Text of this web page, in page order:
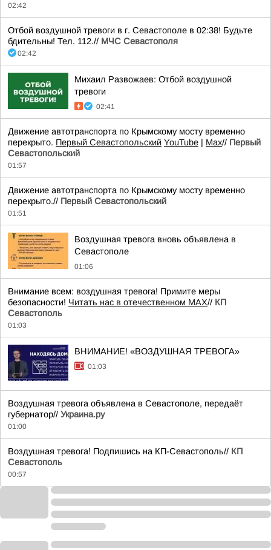
02:42
Отбой воздушной тревоги в г. Севастополе в 02:38! Будьте
бдительны! Тел. 112.// МЧС Севастополя
02:42
Михаил Развожаев: Отбой воздушной
тревоги
02:41
Движение автотранспорта по Крымскому мосту временно
перекрыто. Первый Севастопольский YouTube | Max// Первый
Севастопольский
01:57
Движение автотранспорта по Крымскому мосту временно
перекрыто.// Первый Севастопольский
01:51
Воздушная тревога вновь объявлена в
Севастополе
01:06
Внимание всем: воздушная тревога! Примите меры
безопасности! Читать нас в отечественном MAX// КП
Севастополь
01:03
ВНИМАНИЕ! «ВОЗДУШНАЯ ТРЕВОГА»
01:03
Воздушная тревога объявлена в Севастополе, передаёт
губернатор// Украина.ру
01:00
Воздушная тревога! Подпишись на КП-Севастополь// КП
Севастополь
00:57